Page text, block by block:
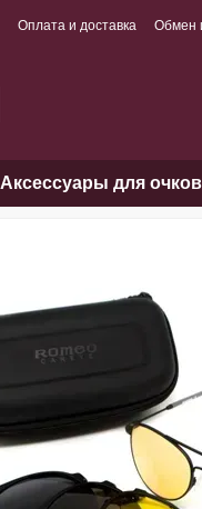
Оплата и доставка Обмен
Аксессуары для очков